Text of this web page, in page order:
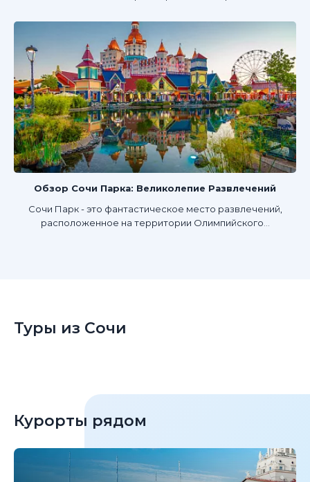
Обзор Сочи Парка: Великолепие Развлечений
Сочи Парк - это фантастическое место развлечений,
расположенное на территории Олимпийского...
Туры из Сочи
Курорты рядом